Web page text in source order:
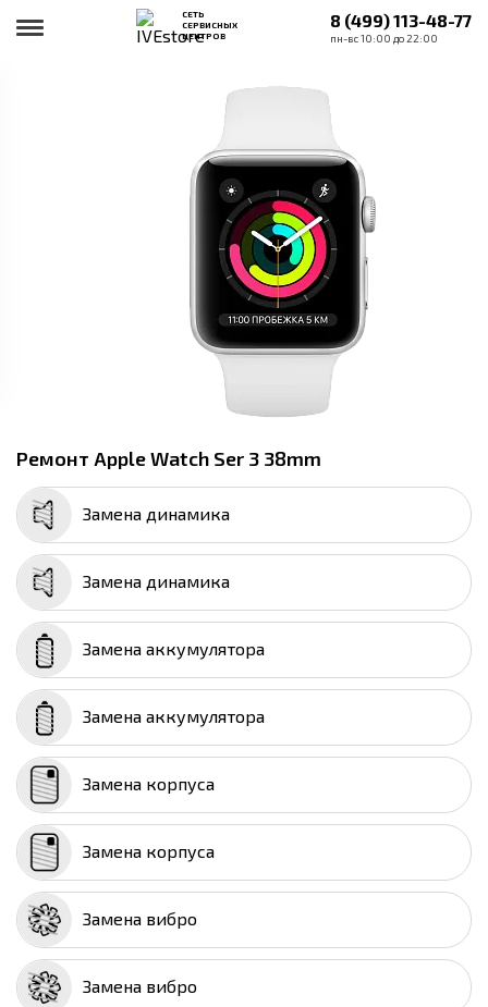
СЕТЬ
СЕРВИСНЫХ
ЦЕНТРОВ
8 (499) 113-48-77
пн-вс 10:00 до 22:00
Ремонт Apple Watch Ser 3 38mm
Замена динамика
Замена динамика
Замена аккумулятора
Замена аккумулятора
Замена корпуса
Замена корпуса
Замена вибро
Замена вибро